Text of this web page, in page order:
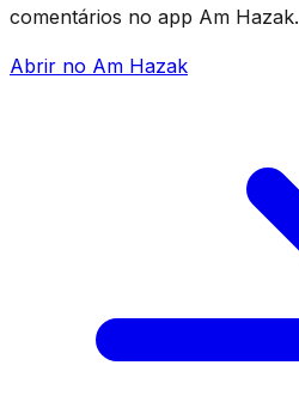
comentários no app Am Hazak.
Abrir no Am Hazak